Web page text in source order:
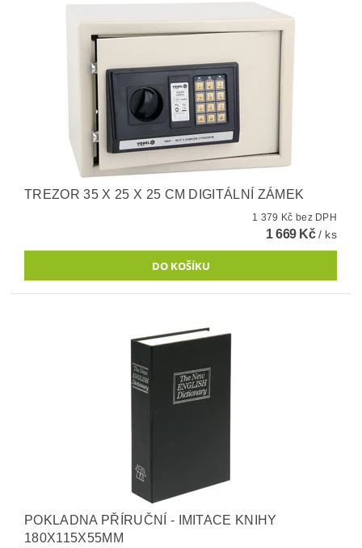
TREZOR 35 X 25 X 25 CM DIGITÁLNÍ ZÁMEK
1 379 Kč bez DPH
1 669 Kč/ ks
POKLADNA PŘÍRUČNÍ - IMITACE KNIHY
180X115X55MM